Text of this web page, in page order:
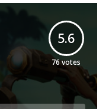
5.6
76votes